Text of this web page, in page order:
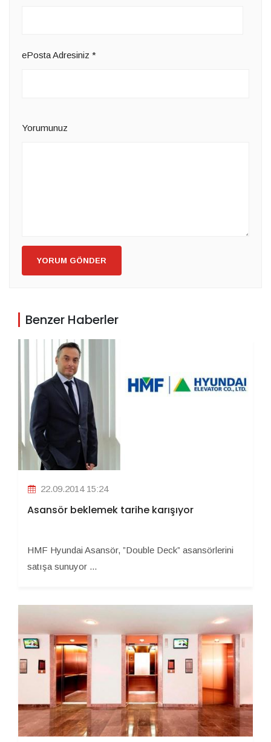
ePosta Adresiniz *
Yorumunuz
YORUM GÖNDER
Benzer Haberler
22.09.2014 15:24
Asansör beklemek tarihe karışıyor
HMF Hyundai Asansör, ”Double Deck” asansörlerini
satışa sunuyor ...